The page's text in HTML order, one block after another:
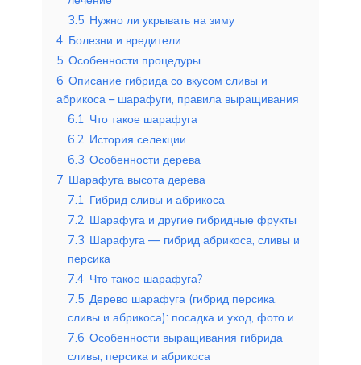
3.5 Нужно ли укрывать на зиму
4 Болезни и вредители
5 Особенности процедуры
6 Описание гибрида со вкусом сливы и
абрикоса – шарафуги, правила выращивания
6.1 Что такое шарафуга
6.2 История селекции
6.3 Особенности дерева
7 Шарафуга высота дерева
7.1 Гибрид сливы и абрикоса
7.2 Шарафуга и другие гибридные фрукты
7.3 Шарафуга — гибрид абрикоса, сливы и
персика
7.4 Что такое шарафуга?
7.5 Дерево шарафуга (гибрид персика,
сливы и абрикоса): посадка и уход, фото и
7.6 Особенности выращивания гибрида
сливы, персика и абрикоса